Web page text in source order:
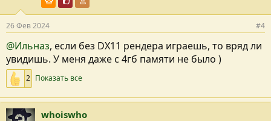
26 Фев 2024 #4
@Ильназ, если без DX11 рендера играешь, то вряд ли
увидишь. У меня даже с 4гб памяти не было )
2 Показать все
whoiswho